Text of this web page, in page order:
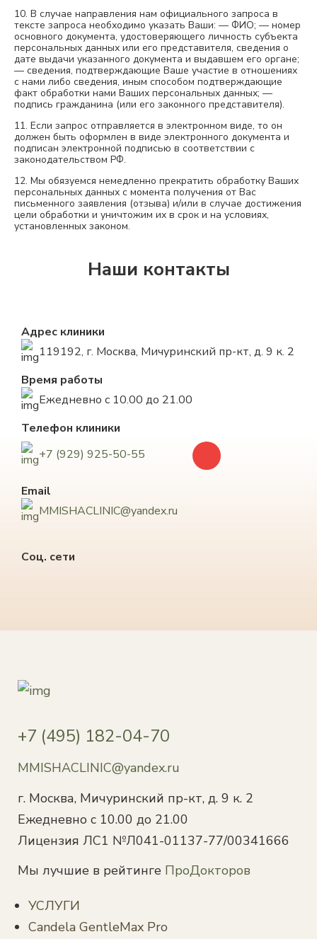
10. В случае направления нам официального запроса в
тексте запроса необходимо указать Ваши: — ФИО; — номер
основного документа, удостоверяющего личность субъекта
персональных данных или его представителя, сведения о
дате выдачи указанного документа и выдавшем его органе;
— сведения, подтверждающие Ваше участие в отношениях
с нами либо сведения, иным способом подтверждающие
факт обработки нами Ваших персональных данных; —
подпись гражданина (или его законного представителя).
11. Если запрос отправляется в электронном виде, то он
должен быть оформлен в виде электронного документа и
подписан электронной подписью в соответствии с
законодательством РФ.
12. Мы обязуемся немедленно прекратить обработку Ваших
персональных данных с момента получения от Вас
письменного заявления (отзыва) и/или в случае достижения
цели обработки и уничтожим их в срок и на условиях,
установленных законом.
Наши контакты
Адрес клиники
119192, г. Москва, Мичуринский пр-кт, д. 9 к. 2
Время работы
Ежедневно с 10.00 до 21.00
Телефон клиники
+7 (929) 925-50-55
Email
MMISHACLINIC@yandex.ru
Соц. сети
+7 (495) 182-04-70
MMISHACLINIC@yandex.ru
г. Москва, Мичуринский пр-кт, д. 9 к. 2
Ежедневно с 10.00 до 21.00
Лицензия ЛС1 №Л041-01137-77/00341666
Мы лучшие в рейтинге ПроДокторов
УСЛУГИ
Candela GentleMax Pro